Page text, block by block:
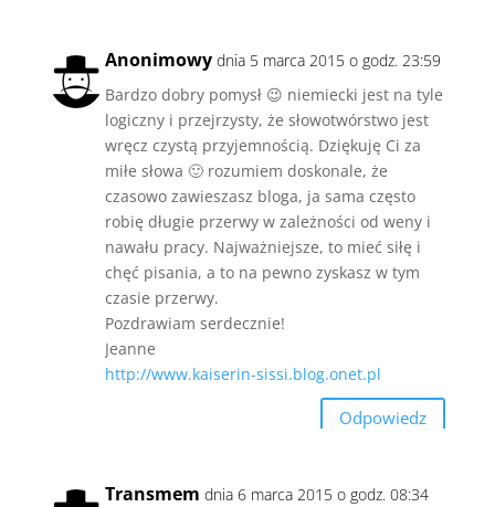
Anonimowy dnia 5 marca 2015 o godz. 23:59
Bardzo dobry pomysł 😉 niemiecki jest na tyle
logiczny i przejrzysty, że słowotwórstwo jest
wręcz czystą przyjemnością. Dziękuję Ci za
miłe słowa 🙂 rozumiem doskonale, że
czasowo zawieszasz bloga, ja sama często
robię długie przerwy w zależności od weny i
nawału pracy. Najważniejsze, to mieć siłę i
chęć pisania, a to na pewno zyskasz w tym
czasie przerwy.
Pozdrawiam serdecznie!
Jeanne
http://www.kaiserin-sissi.blog.onet.pl
Odpowiedz
Transmem dnia 6 marca 2015 o godz. 08:34